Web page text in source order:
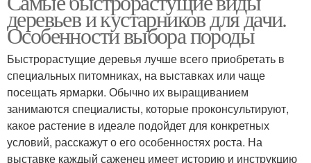
деревьев и кустарников для дачи.
Особенности выбора породы
Быстрорастущие деревья лучше всего приобретать в
специальных питомниках, на выставках или чаще
посещать ярмарки. Обычно их выращиванием
занимаются специалисты, которые проконсультируют,
какое растение в идеале подойдет для конкретных
условий, расскажут о его особенностях роста. На
выставке каждый саженец имеет историю и инструкцию